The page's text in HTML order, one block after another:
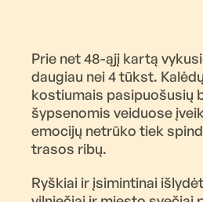
Prie net 48-ąjį kartą
daugiau nei 4 tūkst.
kostiumais pasipuošusių
šypsenomis veiduose
emocijų netrūko tiek
trasos ribų.
Ryškiai ir įsimintinai